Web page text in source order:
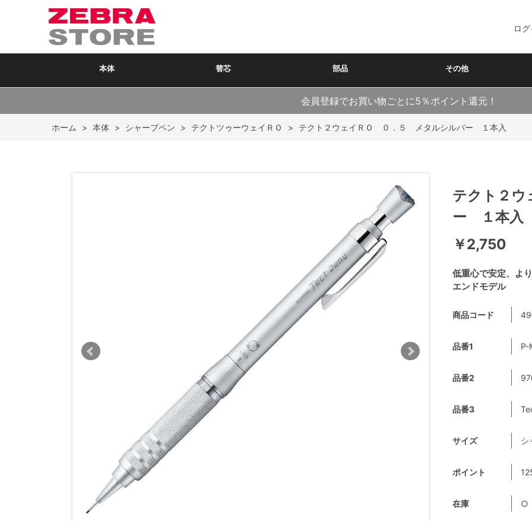
ロ
本体 替芯 部品 その他
会員登録でお買い物ごとに5％ポイント還元！
ホーム > 本体 > シャープペン > テクトツゥーウェイＲＯ > テクト２ウェイＲＯ ０．５ メタルシルバー １本入
低重心で安定、よ
エンドモデル
テクト２
ー １本入
￥2,750
商品コード
品番1 P-
品番2
品番3
サイズ シ
ポイント
在庫 ○